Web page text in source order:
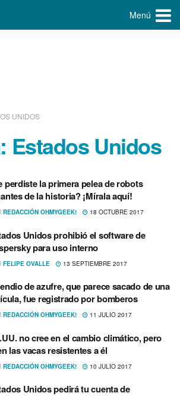
Menú
UNIDOS
Estados Unidos
perdiste la primera pelea de robots
de la historia? ¡Mí­rala aquí­!
REDACCIÓN OHMYGEEK! 18 OCTUBRE 2017
Unidos prohibió el software de
para uso interno
FELIPE OVALLE 13 SEPTIEMBRE 2017
de azufre, que parece sacado de una
fue registrado por bomberos
REDACCIÓN OHMYGEEK! 11 JULIO 2017
no cree en el cambio climático, pero
las vacas resistentes a él
REDACCIÓN OHMYGEEK! 10 JULIO 2017
Unidos pedirá tu cuenta de